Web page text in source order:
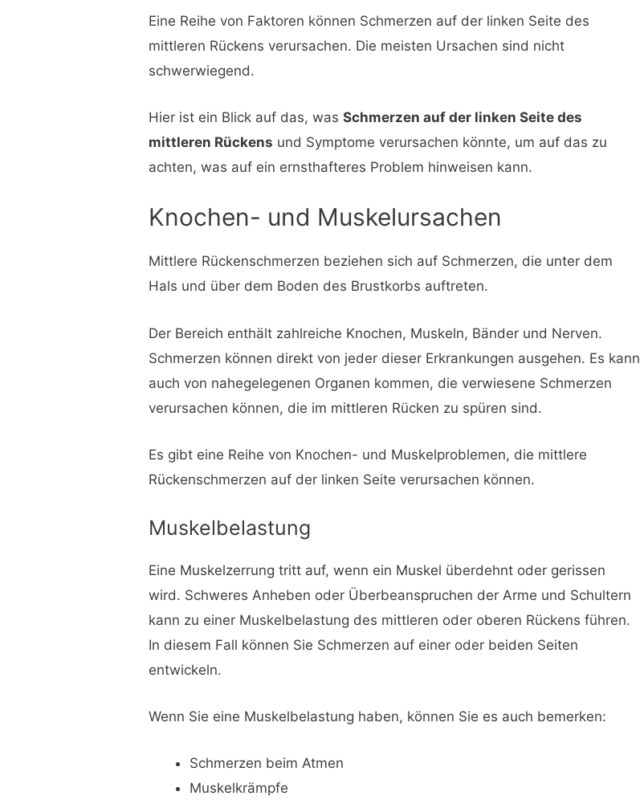
Eine Reihe von Faktoren können Schmerzen auf der linken Seite des
mittleren Rückens verursachen. Die meisten Ursachen sind nicht
schwerwiegend.
Hier ist ein Blick auf das, wasSchmerzen auf der linken Seite des
mittleren Rückens und Symptome verursachen könnte, um auf das zu
achten, was auf ein ernsthafteres Problem hinweisen kann.
Knochen- und Muskelursachen
Mittlere Rückenschmerzen beziehen sich auf Schmerzen, die unter dem
Hals und über dem Boden des Brustkorbs auftreten.
Der Bereich enthält zahlreiche Knochen, Muskeln, Bänder und Nerven.
Schmerzen können direkt von jeder dieser Erkrankungen ausgehen. Es kann
auch von nahegelegenen Organen kommen, die verwiesene Schmerzen
verursachen können, die im mittleren Rücken zu spüren sind.
Es gibt eine Reihe von Knochen- und Muskelproblemen, die mittlere
Rückenschmerzen auf der linken Seite verursachen können.
Muskelbelastung
Eine Muskelzerrung tritt auf, wenn ein Muskel überdehnt oder gerissen
wird. Schweres Anheben oder Überbeanspruchen der Arme und Schultern
kann zu einer Muskelbelastung des mittleren oder oberen Rückens führen.
In diesem Fall können Sie Schmerzen auf einer oder beiden Seiten
entwickeln.
Wenn Sie eine Muskelbelastung haben, können Sie es auch bemerken:
Schmerzen beim Atmen
Muskelkrämpfe